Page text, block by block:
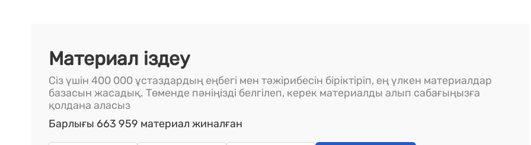
Материал іздеу
Сіз үшін 400 000 ұстаздардың еңбегі мен тәжірибесін біріктіріп, ең үлкен материалдар
базасын жасадық. Төменде пәніңізді белгілеп, керек материалды алып сабағыңызға
қолдана аласыз
Барлығы 663 959 материал жиналған